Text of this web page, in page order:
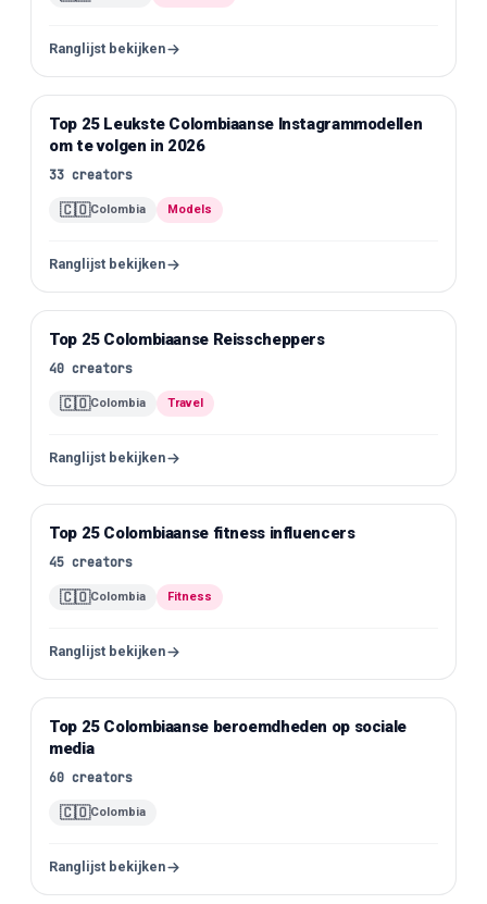
Ranglijst bekijken
Instagram
Top 25 Leukste Colombiaanse Instagrammodellen
om te volgen in 2026
33 creators
🇨🇴Colombia Models
Ranglijst bekijken
Instagram
Top 25 Colombiaanse Reisscheppers
40 creators
🇨🇴Colombia Travel
Ranglijst bekijken
Instagram
Top 25 Colombiaanse fitness influencers
45 creators
🇨🇴Colombia Fitness
Ranglijst bekijken
Instagram
Top 25 Colombiaanse beroemdheden op sociale
media
60 creators
🇨🇴Colombia
Ranglijst bekijken